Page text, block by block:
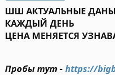
ШШ АКТУАЛЬНЫЕ
КАЖДЫЙ ДЕНЬ
ЦЕНА МЕНЯЕТСЯ
Пробы тут - https://